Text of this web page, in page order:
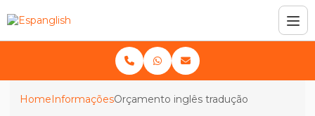
HomeInformaçõesOrçamento inglês tradução